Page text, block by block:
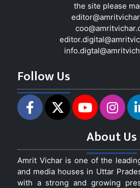
the site please
Follow Us
About Us
Amrit Vichar is one of the
and media houses in Uttar
with a strong and growing